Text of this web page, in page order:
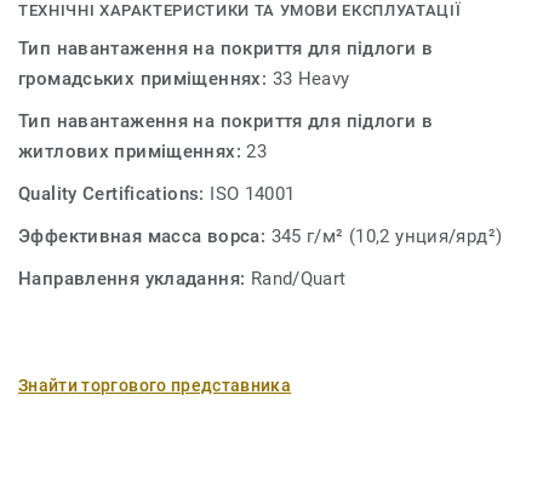
ТЕХНІЧНІ ХАРАКТЕРИСТИКИ ТА УМОВИ ЕКСПЛУАТАЦІЇ
Тип навантаження на покриття для підлоги в
громадських приміщеннях: 33 Heavy
Тип навантаження на покриття для підлоги в
житлових приміщеннях:23
Quality Certifications: ISO 14001
Эффективная масса ворса: 345 г/м² (10,2 унция/ярд²)
Направлення укладання: Rand/Quart
Знайти торгового представника